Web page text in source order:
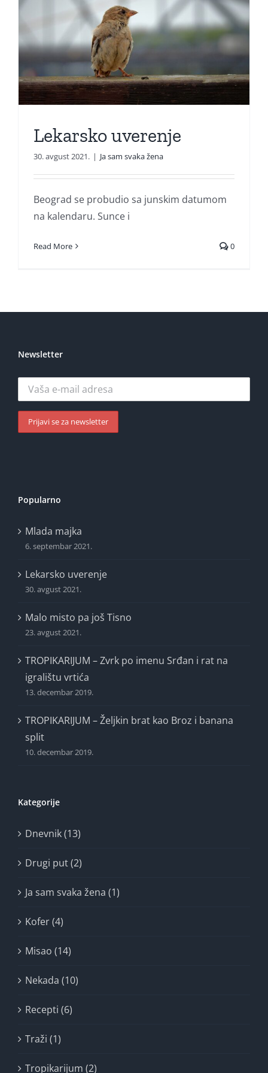
Lekarsko uverenje
30. avgust 2021. | Ja sam svaka žena
Beograd se probudio sa junskim datumom
na kalendaru. Sunce i
Read More 0
Newsletter
Popularno
Mlada majka
6. septembar 2021.
Lekarsko uverenje
30. avgust 2021.
Malo misto pa još Tisno
23. avgust 2021.
TROPIKARIJUM – Zvrk po imenu Srđan i rat na
igralištu vrtića
13. decembar 2019.
TROPIKARIJUM – Željkin brat kao Broz i banana
split
10. decembar 2019.
Kategorije
Dnevnik (13)
Drugi put (2)
Ja sam svaka žena (1)
Kofer (4)
Misao (14)
Nekada (10)
Recepti (6)
Traži (1)
Tropikarijum (2)